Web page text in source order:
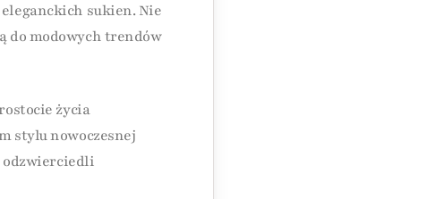
sukien. Nie
do modowych trendów
życia
stylu nowoczesnej
odzwierciedli